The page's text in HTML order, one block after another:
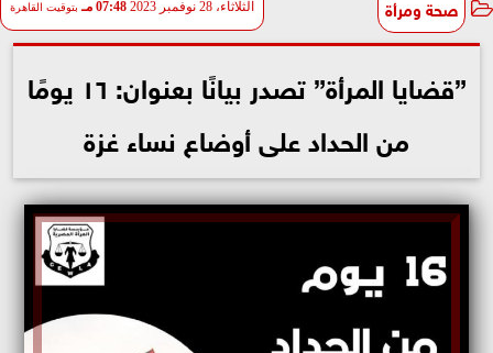
صحة ومرأة الثلاثاء، 28 نوفمبر 2023 07:48 مـ بتوقيت القاهرة
”قضايا المرأة” تصدر بيانًا بعنوان: ١٦ يومًا
من الحداد على أوضاع نساء غزة